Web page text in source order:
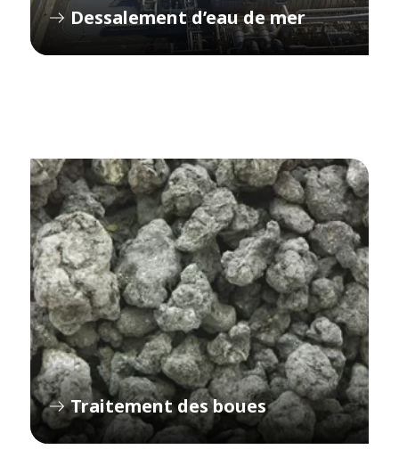
Dessalement d’eau de mer
Traitement des boues